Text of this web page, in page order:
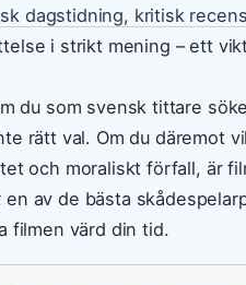
dagstidning, kritisk
i strikt mening – ett
du som svensk tittare
rätt val. Om du däremot
och moraliskt förfall, är
en av de bästa
filmen värd din tid.